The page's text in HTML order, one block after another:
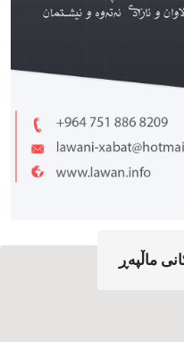
ماڵپه‌ڕ